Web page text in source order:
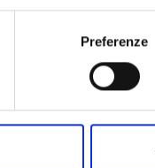
Preferenze
SKU:ITH823000027